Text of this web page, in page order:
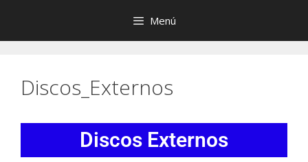
Menú
Discos_Externos
Discos Externos